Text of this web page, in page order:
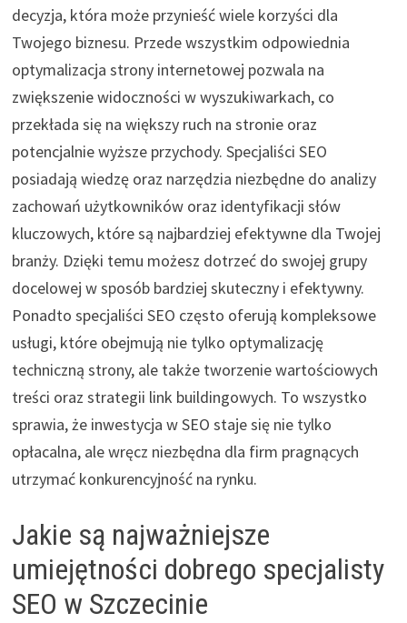
decyzja, która może przynieść wiele korzyści dla
Twojego biznesu. Przede wszystkim odpowiednia
optymalizacja strony internetowej pozwala na
zwiększenie widoczności w wyszukiwarkach, co
przekłada się na większy ruch na stronie oraz
potencjalnie wyższe przychody. Specjaliści SEO
posiadają wiedzę oraz narzędzia niezbędne do analizy
zachowań użytkowników oraz identyfikacji słów
kluczowych, które są najbardziej efektywne dla Twojej
branży. Dzięki temu możesz dotrzeć do swojej grupy
docelowej w sposób bardziej skuteczny i efektywny.
Ponadto specjaliści SEO często oferują kompleksowe
usługi, które obejmują nie tylko optymalizację
techniczną strony, ale także tworzenie wartościowych
treści oraz strategii link buildingowych. To wszystko
sprawia, że inwestycja w SEO staje się nie tylko
opłacalna, ale wręcz niezbędna dla firm pragnących
utrzymać konkurencyjność na rynku.
Jakie są najważniejsze
umiejętności dobrego specjalisty
SEO w Szczecinie